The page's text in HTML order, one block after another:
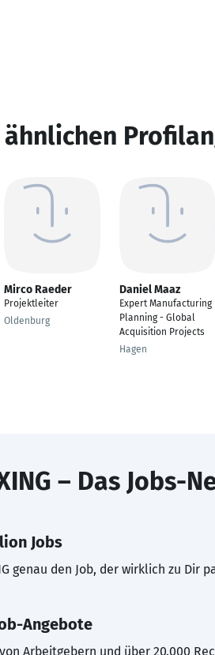
Mirco Raeder
Projektleiter
Oldenburg
Daniel Maaz
Expert Manufacturing
Planning - Global
Acquisition Projects
Hagen
– Das Jobs-
Jobs
genau den Job, der wirklich zu Dir
Angebote
Arbeitgebern und über 20.000